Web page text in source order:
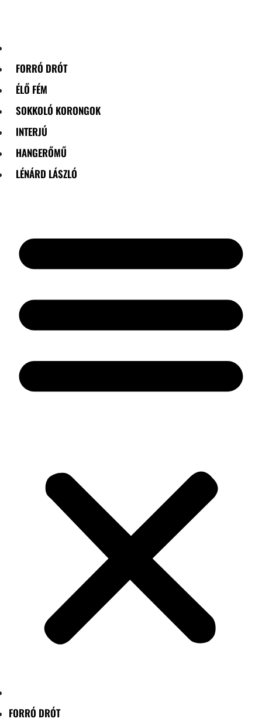
FORRÓ DRÓT
ÉLŐ FÉM
SOKKOLÓ KORONGOK
INTERJÚ
HANGERŐMŰ
LÉNÁRD LÁSZLÓ
FORRÓ DRÓT